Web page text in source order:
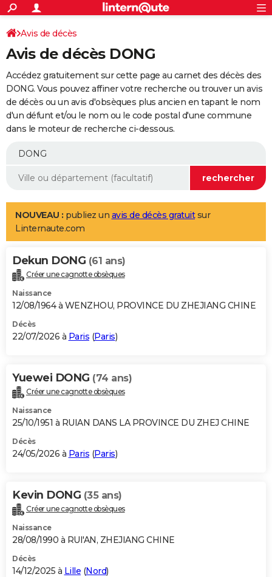
ACTUALITÉS
Politique
Société
Faits Divers
Education
Monde
Villes
+
SPORT
Coupe du monde 2026
Football
Tennis
Cyclisme
Rugby
Forum
Programme TV
TNT
Streaming
Cinéma
Sorties cinéma
Musique
+
FINANCE
Retraite
Impôts
Epargne
Immobilier
Risques naturels par ville
Banque
Assurance
Crédit
AUTO
Essais
Réserver un essai
Citadines
Berlines
SUV
Forum auto
+
Mobiles
Meilleur smartphone
Internet
Ordinateurs
Jeux vidéo
Guide high-tech
Aménagement intérieur
LIFESTYLE
Art de vivre
Bien-être
Loisirs
Mode
Modes de vie
Alimentation
Guide de la santé
Maladies
Médicaments
Sommeil
VOYAGE
Destinations
City break
Voyage nature
Voyage de noces
Forum
Climat
+PHOTO
GUIDES D'ACHAT
BONS PLANS
Carte de Noël
Carte Bonne année
Carte Saint-Valentin
Carte Pâques
Carte d'anniversaire
DICTIONNAIRE
Dictionnaire
Biographies
Citations
Expressions
Proverbes
PROGRAMME TV
S'inscrire
Se connecter
Lycées
Collèges
Primaires
Universités
Entreprises
Service militaire
Avis de recherche
AVIS DE DÉCÈS
Bricolage
Lifestyle
Culture
Sport
Auto
Television
Voyage
Cinema
Avis de décès
Avis de décès DONG
Accédez gratuitement sur cette page au carnet des décès des
DONG. Vous pouvez affiner votre recherche ou trouver un avis
de décès ou un avis d'obsèques plus ancien en tapant le nom
d'un défunt et/ou le nom ou le code postal d'une commune
dans le moteur de recherche ci-dessous.
NOUVEAU : publiez un avis de décès gratuitsur
Linternaute.com
Dekun DONG (61 ans)
Créer une cagnotte obsèques
Naissance
12/08/1964 à WENZHOU, PROVINCE DU ZHEJIANG CHINE
Décès
22/07/2026 à Paris (Paris)
Yuewei DONG (74 ans)
Créer une cagnotte obsèques
Naissance
25/10/1951 à RUIAN DANS LA PROVINCE DU ZHEJ CHINE
Décès
24/05/2026 à Paris (Paris)
Kevin DONG (35 ans)
Créer une cagnotte obsèques
Naissance
28/08/1990 à RUI'AN, ZHEJIANG CHINE
Décès
14/12/2025 à Lille (Nord)